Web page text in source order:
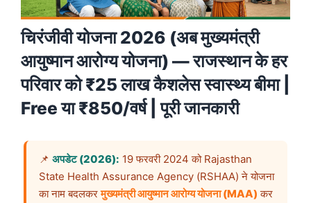
चिरंजीवी योजना 2026 (अब मुख्यमंत्री
आयुष्मान आरोग्य योजना) — राजस्थान के हर
परिवार को ₹25 लाख कैशलेस स्वास्थ्य बीमा |
Free या ₹850/वर्ष | पूरी जानकारी
📌 अपडेट (2026): 19 फरवरी 2024 को Rajasthan
State Health Assurance Agency (RSHAA) ने योजना
का नाम बदलकरमुख्यमंत्री आयुष्मान आरोग्य योजना (MAA) कर